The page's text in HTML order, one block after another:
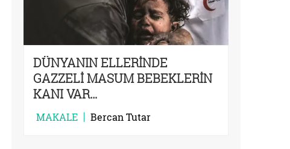
DÜNYANIN ELLERİNDE
GAZZELİ MASUM BEBEKLERİN
KANI VAR…
MAKALE Bercan Tutar